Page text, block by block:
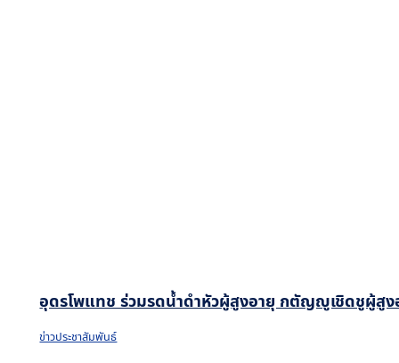
อุดรโพแทช ร่วมรดน้ำดำหัวผู้สูงอายุ กตัญญูเชิดชูผู้สูง
ข่าวประชาสัมพันธ์